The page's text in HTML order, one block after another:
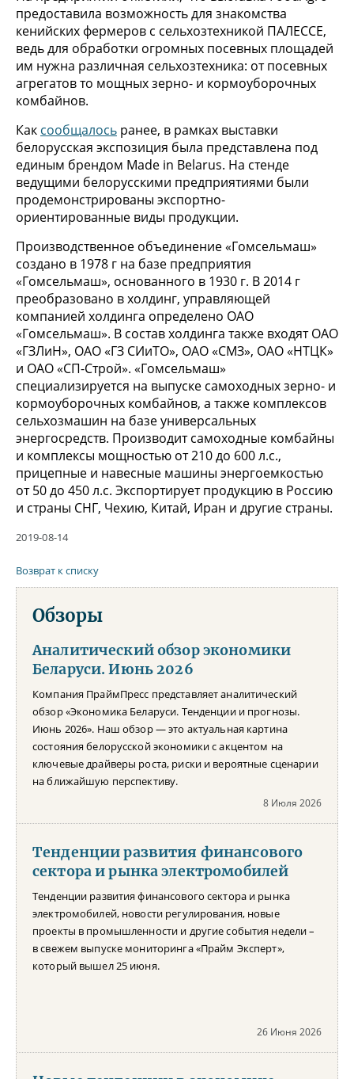
предоставила возможность для знакомства
кенийских фермеров с сельхозтехникой ПАЛЕССЕ,
ведь для обработки огромных посевных площадей
им нужна различная сельхозтехника: от посевных
агрегатов то мощных зерно- и кормоуборочных
комбайнов.
Как сообщалось ранее, в рамках выставки
белорусская экспозиция была представлена под
единым брендом Made in Belarus. На стенде
ведущими белорусскими предприятиями были
продемонстрированы экспортно-
ориентированные виды продукции.
Производственное объединение «Гомсельмаш»
создано в 1978 г на базе предприятия
«Гомсельмаш», основанного в 1930 г. В 2014 г
преобразовано в холдинг, управляющей
компанией холдинга определено ОАО
«Гомсельмаш». В состав холдинга также входят ОАО
«ГЗЛиН», ОАО «ГЗ СИиТО», ОАО «СМЗ», ОАО «НТЦК»
и ОАО «СП-Строй». «Гомсельмаш»
специализируется на выпуске самоходных зерно- и
кормоуборочных комбайнов, а также комплексов
сельхозмашин на базе универсальных
энергосредств. Производит самоходные комбайны
и комплексы мощностью от 210 до 600 л.с.,
прицепные и навесные машины энергоемкостью
от 50 до 450 л.с. Экспортирует продукцию в Россию
и страны СНГ, Чехию, Китай, Иран и другие страны.
2019-08-14
Возврат к списку
Обзоры
Аналитический обзор экономики
Беларуси. Июнь 2026
Компания ПраймПресс представляет аналитический
обзор «Экономика Беларуси. Тенденции и прогнозы.
Июнь 2026». Наш обзор — это актуальная картина
состояния белорусской экономики с акцентом на
ключевые драйверы роста, риски и вероятные сценарии
на ближайшую перспективу.
8 Июля 2026
Тенденции развития финансового
сектора и рынка электромобилей
Тенденции развития финансового сектора и рынка
электромобилей, новости регулирования, новые
проекты в промышленности и другие события недели –
в свежем выпуске мониторинга «Прайм Эксперт»,
который вышел 25 июня.
26 Июня 2026